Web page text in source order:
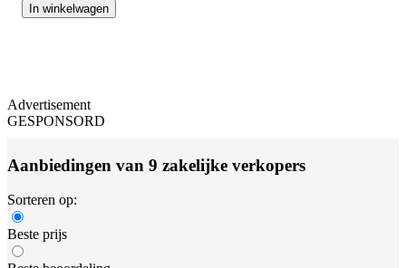
In winkelwagen
Advertisement
GESPONSORD
Aanbiedingen van 9 zakelijke verkopers
Sorteren op:
Beste prijs